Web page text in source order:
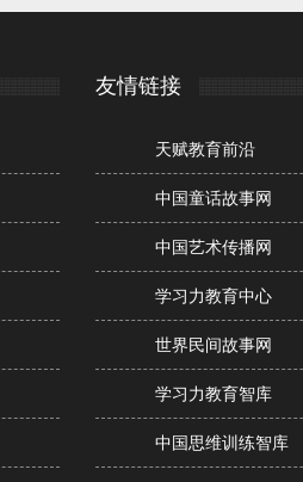
友情链接
天赋教育前沿
中国童话故事网
中国艺术传播网
学习力教育中心
世界民间故事网
学习力教育智库
中国思维训练智库